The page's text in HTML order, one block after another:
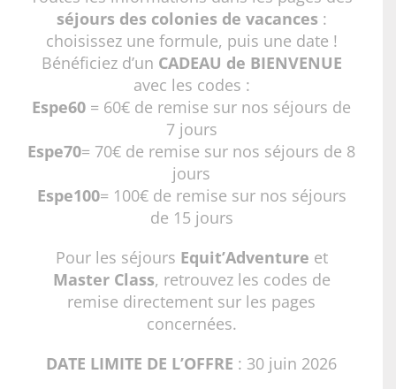
séjours des colonies de vacances :
choisissez une formule, puis une date !
Bénéficiez d’un CADEAU de BIENVENUE
avec les codes :
Espe60 = 60€ de remise sur nos séjours de
7 jours
Espe70= 70€ de remise sur nos séjours de 8
jours
Espe100= 100€ de remise sur nos séjours
de 15 jours
Pour les séjours Equit’Adventure et
Master Class, retrouvez les codes de
remise directement sur les pages
concernées.
DATE LIMITE DE L’OFFRE : 30 juin 2026